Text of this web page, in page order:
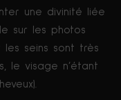
une divinité liée
sur les photos
les seins sont très
le visage n’étant